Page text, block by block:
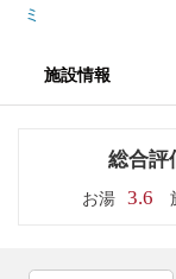
ミ
施設情報
総合評
お湯 3.6